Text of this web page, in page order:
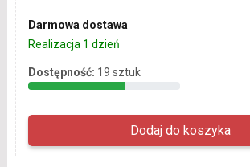
Darmowa dostawa
Realizacja 1 dzień
Dostępność: 19 sztuk